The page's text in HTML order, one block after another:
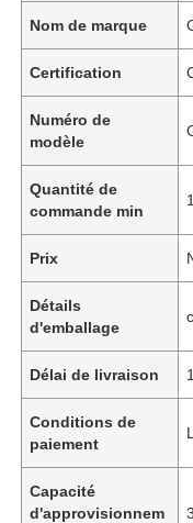
Nom de marque
Certification
Numéro de
modèle
Quantité de
commande min
1
Prix
Détails
d'emballage
Délai de livraison
Conditions de
paiement
Capacité
d'approvisionnem